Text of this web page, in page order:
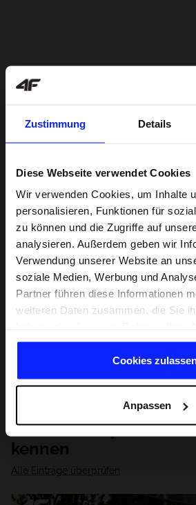
Zustimmung Details
Diese Webseite verwendet Cookies
Wir verwenden Cookies, um Inhalte
personalisieren, Funktionen für
zu können und die Zugriffe auf
analysieren. Außerdem geben wir
Verwendung unserer Website an
soziale Medien, Werbung und
Partner führen diese Informationen
weiteren Daten zusammen, die Sie
gesammelt haben.
Cookies
Anpassen
Lernen Sie Sport von
kennen
Alle Einträge überprüfen